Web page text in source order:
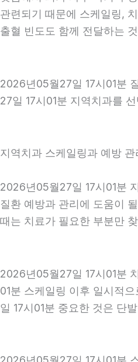
관련되기 때문에 스케일링,
출혈 빈도도 함께 전달하는
2026년05월27일 17시01분
27일 17시01분 지역치과를
지역치과 스케일링과 예방
2026년05월27일 17시01분
질환 예방과 관리에 도움이
때는 치료가 필요한 부분만
2026년05월27일 17시01분
01분 스케일링 이후 일시적
일 17시01분 중요한 것은 단